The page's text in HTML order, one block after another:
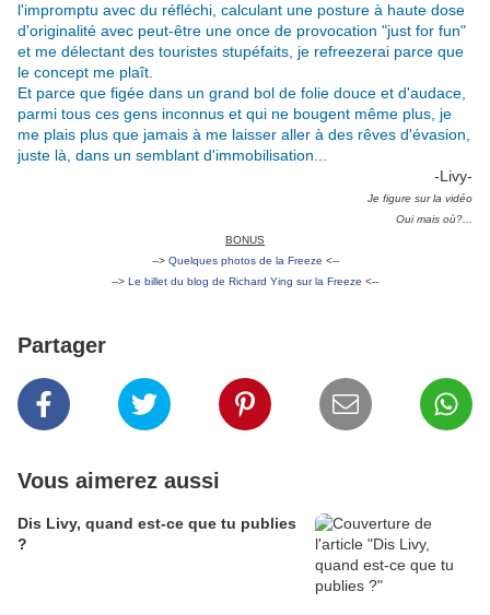
l'impromptu avec du réfléchi, calculant une posture à haute dose
d'originalité avec peut-être une once de provocation "just for fun"
et me délectant des touristes stupéfaits, je refreezerai parce que
le concept me plaît.
Et parce que figée dans un grand bol de folie douce et d'audace,
parmi tous ces gens inconnus et qui ne bougent même plus, je
me plais plus que jamais à me laisser aller à des rêves d'évasion,
juste là, dans un semblant d'immobilisation...
-Livy-
Je figure sur la vidéo
Oui mais où?...
BONUS
--> Quelques photos de la Freeze <--
--> Le billet du blog de Richard Ying sur la Freeze <--
Partager
Vous aimerez aussi
Dis Livy, quand est-ce que tu publies
?